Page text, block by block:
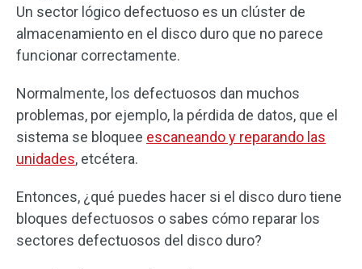
Un sector lógico defectuoso es un clúster de
almacenamiento en el disco duro que no parece
funcionar correctamente.
Normalmente, los defectuosos dan muchos
problemas, por ejemplo, la pérdida de datos, que el
sistema se bloquee escaneando y reparando las
unidades, etcétera.
Entonces, ¿qué puedes hacer si el disco duro tiene
bloques defectuosos o sabes cómo reparar los
sectores defectuosos del disco duro?